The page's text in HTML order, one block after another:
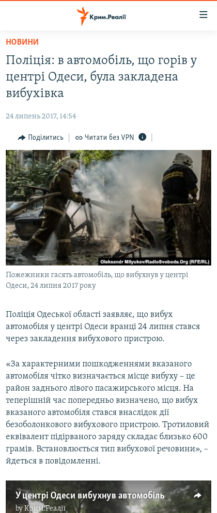
Перейти
основного
матеріалу
Перейти
до
основної
Перейти
до
пошуку
ВОДА.КРИМ
ВІДЕО ТА ФОТО
БЛОГИ
ПОГЛЯД
ІНТЕРВ'Ю
ВСЕ ЗА ДЕНЬ
СПЕЦПРОЕКТИ
ДЕПОРТАЦІЯ
ВІДЕОУРОКИ «ELIFBE»
СВІДЧЕННЯ ОКУПАЦІЇ
УКРАЇНСЬКА ПРОБЛЕМА КРИМУ
ІНФОГРАФІКА
ЯК ОБІЙТИ БЛОКУВАННЯ
Русский
Qırımtatar
ДОЛУЧАЙСЯ!
Усі сайти RFE/RL
НОВИНИ
Поліція: в автомобіль, що горів у
центрі Одеси, була закладена
вибухівка
24 липень 2017, 14:54
Поділитись Читати без VPN
Пожежники гасять автомобіль, що вибухнув у центрі
Одеси, 24 липня 2017 року
Поліція Одеської області заявляє, що вибух
автомобіля у центрі Одеси вранці 24 липня стався
через закладення вибухового пристрою.
«За характерними пошкодженнями вказаного
автомобіля чітко визначається місце вибуху – це
район заднього лівого пасажирського місця. На
теперішній час попередньо визначено, що вибух
вказаного автомобіля стався внаслідок дії
безоболонкового вибухового пристрою. Тротиловий
еквівалент підірваного заряду складає близько 600
грамів. Встановлюється тип вибухової речовини», –
йдеться в повідомленні.
У центрі Одеси вибухнув автомобіль
byКрим.Реалії